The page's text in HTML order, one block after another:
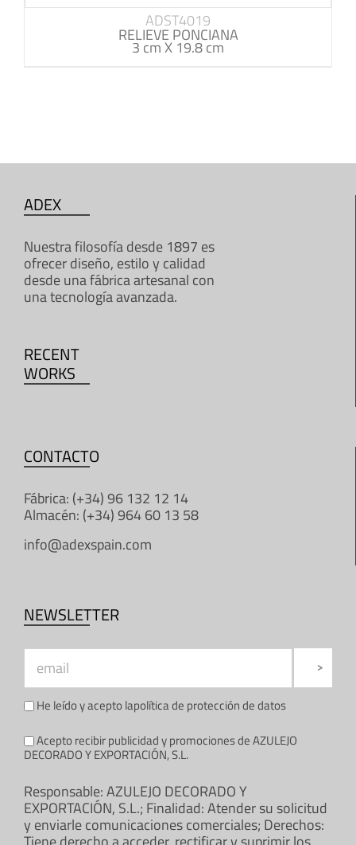
ADST4019
RELIEVE PONCIANA
3 cm X 19.8 cm
ADEX
Nuestra filosofía desde 1897 es
ofrecer diseño, estilo y calidad
desde una fábrica artesanal con
una tecnología avanzada.
RECENT
WORKS
CONTACTO
Fábrica: (+34) 96 132 12 14
Almacén: (+34) 964 60 13 58
info@adexspain.com
NEWSLETTER
He leído y acepto lapolítica de protección de datos
Acepto recibir publicidad y promociones de AZULEJO
DECORADO Y EXPORTACIÓN, S.L.
Responsable: AZULEJO DECORADO Y
EXPORTACIÓN, S.L.; Finalidad: Atender su solicitud
y enviarle comunicaciones comerciales; Derechos: